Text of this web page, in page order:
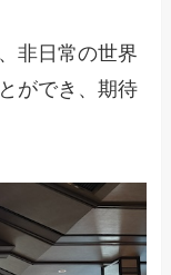
非日常の世界
ができ、期待